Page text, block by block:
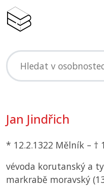
Jan Jindřich
* 12.2.1322 Mělník – †
vévoda korutanský a
markrabě moravský